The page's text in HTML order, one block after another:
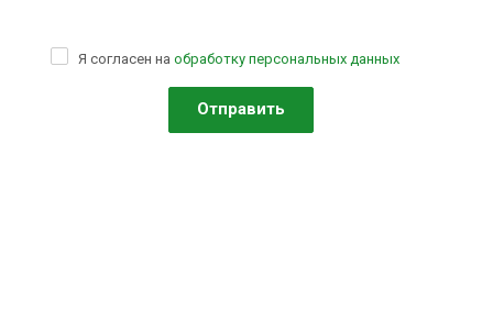
Я согласен на обработку персональных данных